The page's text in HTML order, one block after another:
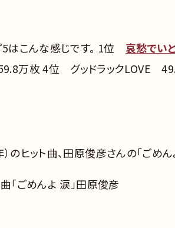
はこんな感じです。 1位 哀愁でいと
万枚 4位 グッドラックLOVE
ヒット曲、田原俊彦さんの「ごめん
「ごめんよ 涙」田原俊彦